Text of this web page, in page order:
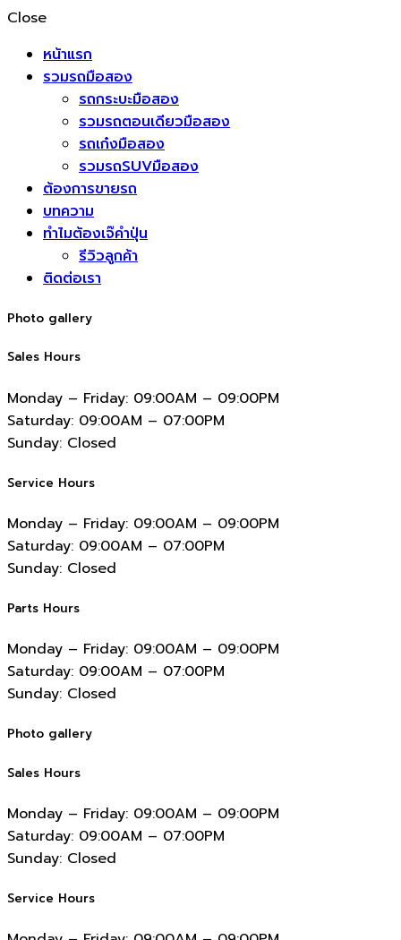
Close
หน้าแรก
รวมรถมือสอง
รถกระบะมือสอง
รวมรถตอนเดียวมือสอง
รถเก๋งมือสอง
รวมรถSUVมือสอง
ต้องการขายรถ
บทความ
ทำไมต้องเจ๊คำปุ่น
รีวิวลูกค้า
ติดต่อเรา
Photo gallery
Sales Hours
Monday – Friday: 09:00AM – 09:00PM
Saturday: 09:00AM – 07:00PM
Sunday: Closed
Service Hours
Monday – Friday: 09:00AM – 09:00PM
Saturday: 09:00AM – 07:00PM
Sunday: Closed
Parts Hours
Monday – Friday: 09:00AM – 09:00PM
Saturday: 09:00AM – 07:00PM
Sunday: Closed
Photo gallery
Sales Hours
Monday – Friday: 09:00AM – 09:00PM
Saturday: 09:00AM – 07:00PM
Sunday: Closed
Service Hours